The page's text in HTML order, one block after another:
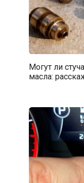
Могут ли
масла: